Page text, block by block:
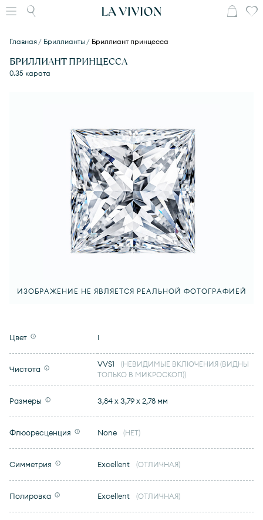
Главная Бриллианты Бриллиант принцесса
БРИЛЛИАНТ ПРИНЦЕССА
0.35 карата
ИЗОБРАЖЕНИЕ НЕ ЯВЛЯЕТСЯ РЕАЛЬНОЙ ФОТОГРАФИЕЙ
Цвет I
Чистота
VVS1
(НЕВИДИМЫЕ ВКЛЮЧЕНИЯ (ВИДНЫ
ТОЛЬКО В МИКРОСКОП))
Размеры 3,84 x 3,79 x 2,78 мм
Флюоресценция None (НЕТ)
Симметрия Excellent (ОТЛИЧНАЯ)
Полировка Excellent (ОТЛИЧНАЯ)